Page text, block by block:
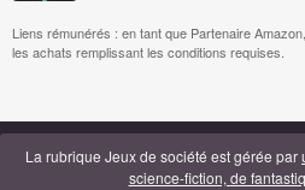
Liens rémunérés : en tant que Partenaire
les achats remplissant les conditions requises.
La rubrique Jeux de société est gérée par
science-fiction, de